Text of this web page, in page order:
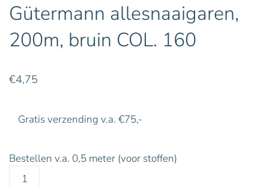
Gütermann allesnaaigaren,
200m, bruin COL. 160
€4,75
Gratis verzending v.a. €75,-
Bestellen v.a. 0,5 meter (voor stoffen)